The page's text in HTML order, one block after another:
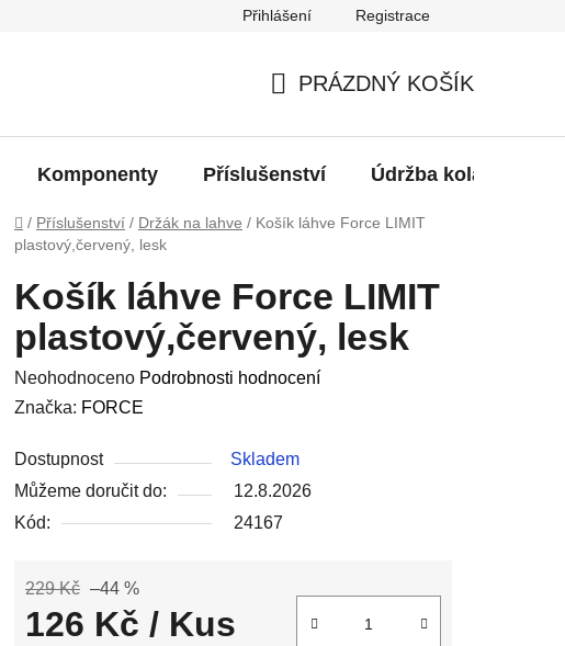
Přihlášení Registrace
KOŠÍK
PRÁZDNÝ KOŠÍK
Komponenty Příslušenství Údržba kola
Domů
/ Příslušenství / Držák na lahve / Košík láhve Force LIMIT
plastový,červený, lesk
Košík láhve Force LIMIT
plastový,červený, lesk
Průměrné
hodnocení
je
0,0
z
hvězdiček.
Neohodnoceno Podrobnosti hodnocení
Značka: FORCE
Dostupnost
Skladem
Můžeme doručit do:
12.8.2026
Kód:
24167
229 Kč –44 %
126 Kč / Kus